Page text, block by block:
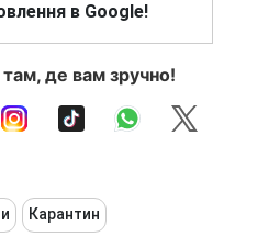
в Google!
де вам зручно!
Карантин